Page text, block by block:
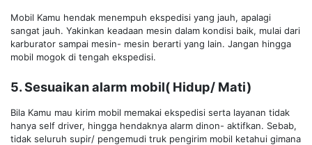
Mobil Kamu hendak menempuh ekspedisi yang jauh, apalagi
sangat jauh. Yakinkan keadaan mesin dalam kondisi baik, mulai dari
karburator sampai mesin- mesin berarti yang lain. Jangan hingga
mobil mogok di tengah ekspedisi.
5. Sesuaikan alarm mobil( Hidup/ Mati)
Bila Kamu mau kirim mobil memakai ekspedisi serta layanan tidak
hanya self driver, hingga hendaknya alarm dinon- aktifkan. Sebab,
tidak seluruh supir/ pengemudi truk pengirim mobil ketahui gimana